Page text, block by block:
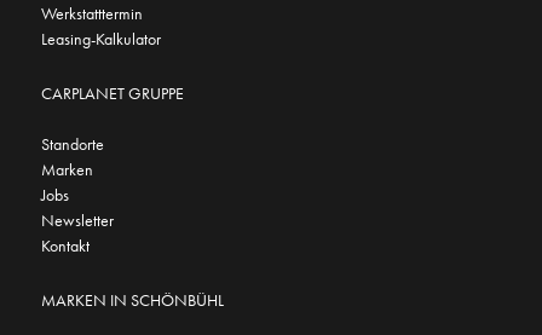
Werkstatttermin
Leasing-Kalkulator
CARPLANET GRUPPE
Standorte
Marken
Jobs
Newsletter
Kontakt
MARKEN IN SCHÖNBÜHL